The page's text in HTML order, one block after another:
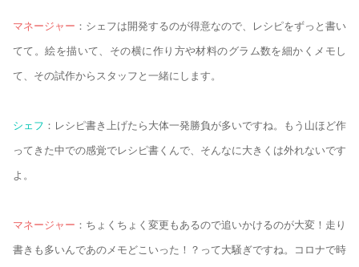
マネージャー ：シェフは開発するのが得意なので、レシピをずっと書い
てて。絵を描いて、その横に作り方や材料のグラム数を細かくメモし
て、その試作からスタッフと一緒にします。
シェフ ：レシピ書き上げたら大体一発勝負が多いですね。もう山ほど作
ってきた中での感覚でレシピ書くんで、そんなに大きくは外れないです
よ。
マネージャー ：ちょくちょく変更もあるので追いかけるのが大変！走り
書きも多いんであのメモどこいった！？って大騒ぎですね。コロナで時